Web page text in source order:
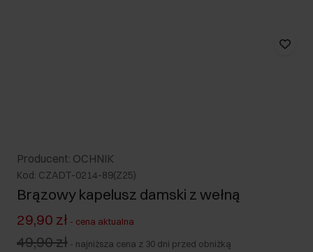
Producent: OCHNIK
Kod: CZADT-0214-89(Z25)
Brązowy kapelusz damski z wełną
29,90 zł - cena aktualna
49,90 zł - najniższa cena z 30 dni przed obniżką